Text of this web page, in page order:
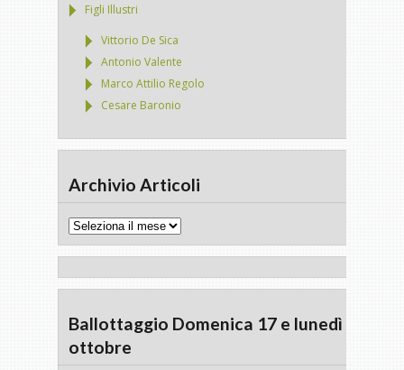
Figli Illustri
Vittorio De Sica
Antonio Valente
Marco Attilio Regolo
Cesare Baronio
Archivio Articoli
Archivio
Ballottaggio Domenica 17 e lunedì 18
ottobre